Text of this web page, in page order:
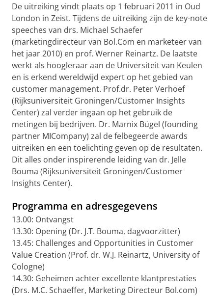
De uitreiking vindt plaats op 1 februari 2011 in Oud
London in Zeist. Tijdens de uitreiking zijn de key-note
speeches van drs. Michael Schaefer
(marketingdirecteur van Bol.Com en marketeer van
het jaar 2010) en prof. Werner Reinartz. De laatste
werkt als hoogleraar aan de Universiteit van Keulen
en is erkend wereldwijd expert op het gebied van
customer management. Prof.dr. Peter Verhoef
(Rijksuniversiteit Groningen/Customer Insights
Center) zal verder ingaan op het gebruik de
metingen bij bedrijven. Dr. Marnix Bügel (founding
partner MICompany) zal de felbegeerde awards
uitreiken en een toelichting geven op de resultaten.
Dit alles onder inspirerende leiding van dr. Jelle
Bouma (Rijksuniversiteit Groningen/Customer
Insights Center).
Programma en adresgegevens
13.00: Ontvangst
13.30: Opening (Dr. J.T. Bouma, dagvoorzitter)
13.45: Challenges and Opportunities in Customer
Value Creation (Prof. dr. W.J. Reinartz, University of
Cologne)
14.30: Geheimen achter excellente klantprestaties
(Drs. M.C. Schaeffer, Marketing Directeur Bol.com)